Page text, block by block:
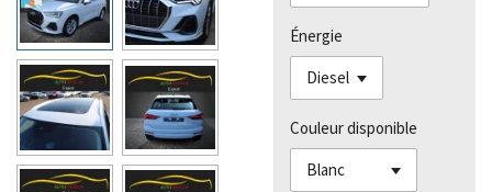
Énergie
Couleur disponible